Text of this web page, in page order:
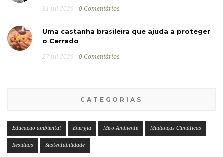
31 jul 2026 0 Comentários
Uma castanha brasileira que ajuda a proteger
o Cerrado
27 jul 2026 0 Comentários
CATEGORIAS
Educação ambiental Energia Meio Ambiente Mudanças Climáticas
Resíduos Sustentabilidade